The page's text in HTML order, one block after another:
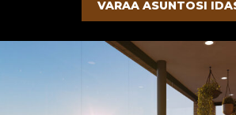
VARAA ASUNTOSI